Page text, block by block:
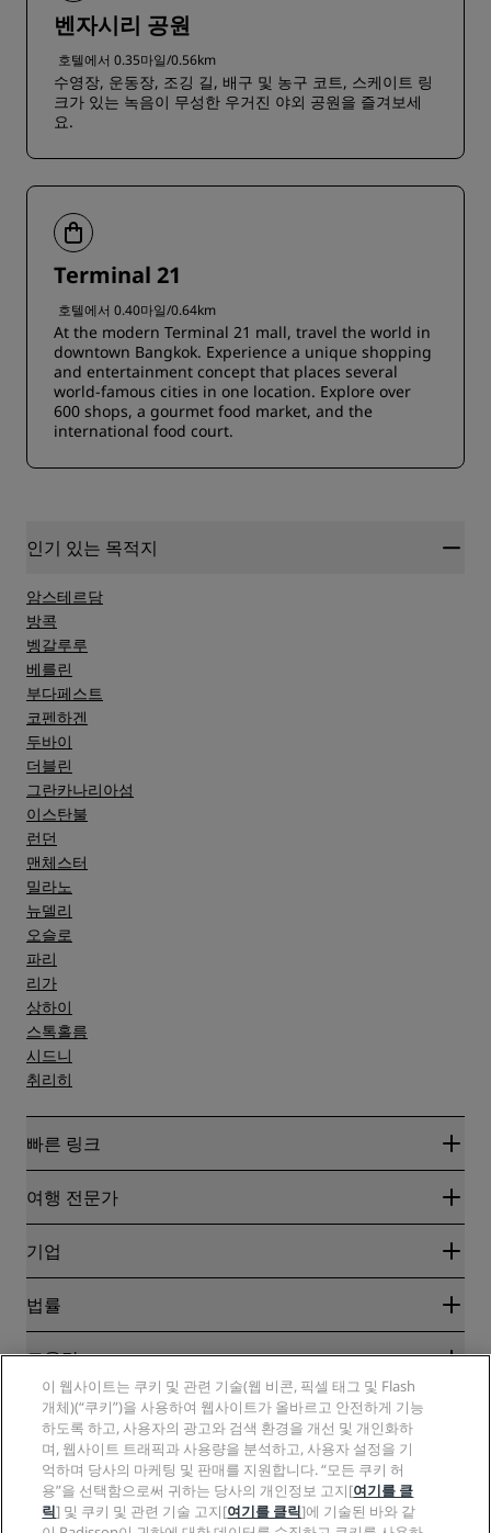
벤자시리 공원
호텔에서 0.35마일/0.56km
수영장, 운동장, 조깅 길, 배구 및 농구 코트, 스케이트 링
크가 있는 녹음이 무성한 우거진 야외 공원을 즐겨보세
요.
Terminal 21
호텔에서 0.40마일/0.64km
At the modern Terminal 21 mall, travel the world in
downtown Bangkok. Experience a unique shopping
and entertainment concept that places several
world-famous cities in one location. Explore over
600 shops, a gourmet food market, and the
international food court.
인기 있는 목적지
암스테르담
방콕
벵갈루루
베를린
부다페스트
코펜하겐
두바이
더블린
그란카나리아섬
이스탄불
런던
맨체스터
밀라노
뉴델리
오슬로
파리
리가
상하이
스톡홀름
시드니
취리히
빠른 링크
Radisson Rewards
블로그
여행지
Radisson Hotels APP
Sports Approved 호텔
가족 친화적 호텔
건강 및 안전
여행 전문가
파트너
기업
Radisson Hotel Group
RHG 채용
EHL 채용
The Club by RHG
성장의 기회
책임감 있는 비즈니스
조달
법률
개인정보 고지
법적 고지
Radisson Rewards 이용 약관
사이트 사용 계약
디지털 접근성
현대판 노예제 선언문
도움말
소비자 경고
연락처
FAQ
사이트맵
소셜 미디어
Radisson Hotels 브랜드
이 웹사이트는 쿠키 및 관련 기술(웹 비콘, 픽셀 태그 및 Flash
개체)(“쿠키”)을 사용하여 웹사이트가 올바르고 안전하게 기능
하도록 하고, 사용자의 광고와 검색 환경을 개선 및 개인화하
며, 웹사이트 트래픽과 사용량을 분석하고, 사용자 설정을 기
억하며 당사의 마케팅 및 판매를 지원합니다. “모든 쿠키 허
용”을 선택함으로써 귀하는 당사의 개인정보 고지[여기를 클
릭] 및 쿠키 및 관련 기술 고지[여기를 클릭]에 기술된 바와 같